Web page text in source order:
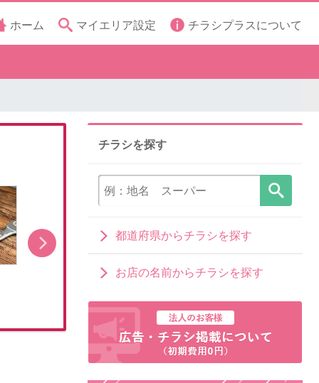
ホーム マイエリア設定 チラシプラスについて
8月1日販売開始
チラシを探す
都道府県からチラシを探す
お店の名前からチラシを探す